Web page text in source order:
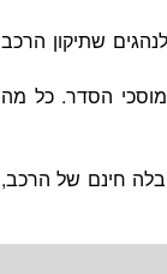
שתיקון הרכב
הסדר. כל מה
חינם של הרכב,